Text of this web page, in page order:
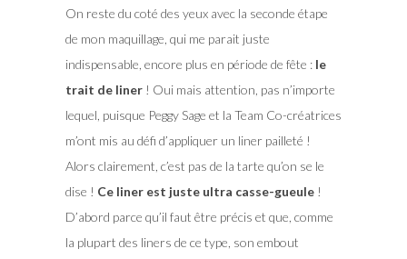
On reste du coté des yeux avec la seconde étape
de mon maquillage, qui me parait juste
indispensable, encore plus en période de fête :le
trait de liner! Oui mais attention, pas n’importe
lequel, puisque Peggy Sage et la Team Co-créatrices
m’ont mis au défi d’appliquer un liner pailleté !
Alors clairement, c’est pas de la tarte qu’on se le
dise ! Ce liner est juste ultra casse-gueule!
D’abord parce qu’il faut être précis et que, comme
la plupart des liners de ce type, son embout